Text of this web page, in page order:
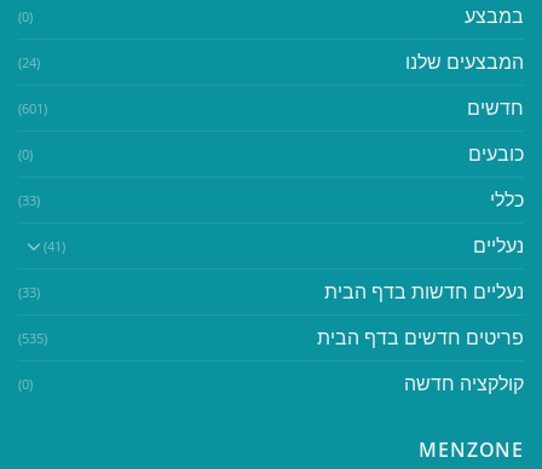
במבצע (0)
המבצעים שלנו (24)
חדשים (601)
כובעים (0)
כללי (33)
נעליים (41)
נעליים חדשות בדף הבית (33)
פריטים חדשים בדף הבית (535)
קולקציה חדשה (0)
MENZONE